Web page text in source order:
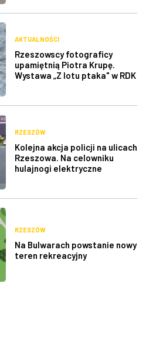
AKTUALNOŚCI
Rzeszowscy fotograficy
upamiętnią Piotra Krupę.
Wystawa „Z lotu ptaka" w RDK
RZESZÓW
Kolejna akcja policji na ulicach
Rzeszowa. Na celowniku
hulajnogi elektryczne
RZESZÓW
Na Bulwarach powstanie nowy
teren rekreacyjny